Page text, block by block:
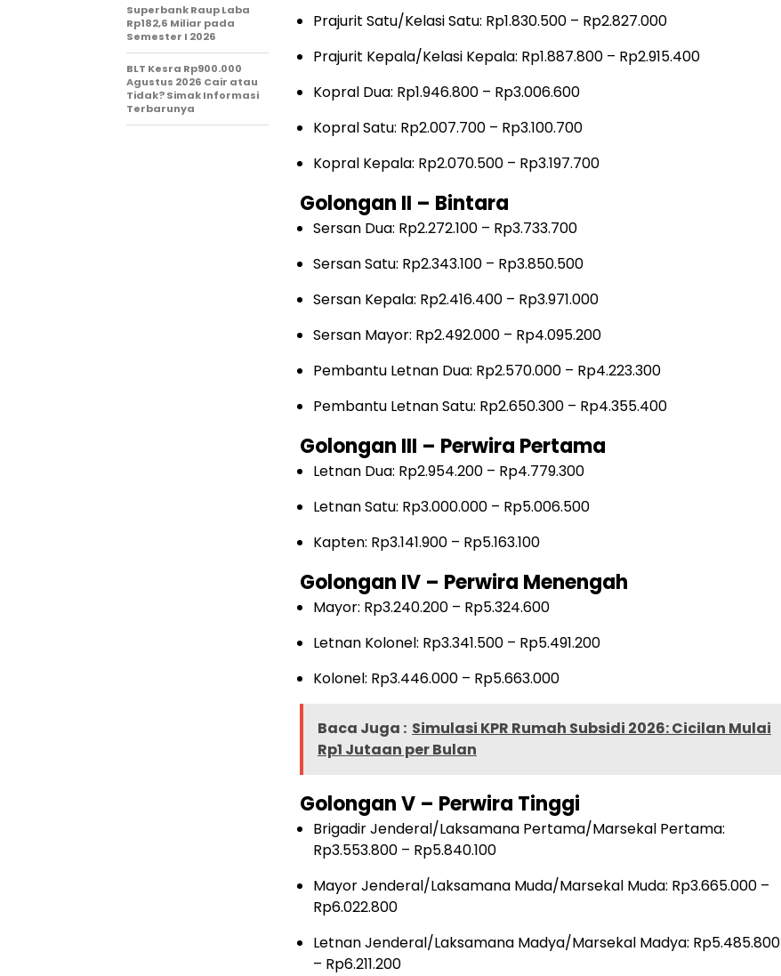
Prajurit Satu/Kelasi Satu: Rp1.830.500 – Rp2.827.000
Prajurit Kepala/Kelasi Kepala: Rp1.887.800 – Rp2.915.400
Kopral Dua: Rp1.946.800 – Rp3.006.600
Kopral Satu: Rp2.007.700 – Rp3.100.700
Kopral Kepala: Rp2.070.500 – Rp3.197.700
Golongan II – Bintara
Sersan Dua: Rp2.272.100 – Rp3.733.700
Sersan Satu: Rp2.343.100 – Rp3.850.500
Sersan Kepala: Rp2.416.400 – Rp3.971.000
Sersan Mayor: Rp2.492.000 – Rp4.095.200
Pembantu Letnan Dua: Rp2.570.000 – Rp4.223.300
Pembantu Letnan Satu: Rp2.650.300 – Rp4.355.400
Golongan III – Perwira Pertama
Letnan Dua: Rp2.954.200 – Rp4.779.300
Letnan Satu: Rp3.000.000 – Rp5.006.500
Kapten: Rp3.141.900 – Rp5.163.100
Golongan IV – Perwira Menengah
Mayor: Rp3.240.200 – Rp5.324.600
Letnan Kolonel: Rp3.341.500 – Rp5.491.200
Kolonel: Rp3.446.000 – Rp5.663.000
Baca Juga : Simulasi KPR Rumah Subsidi 2026: Cicilan Mulai
Rp1 Jutaan per Bulan
Golongan V – Perwira Tinggi
Brigadir Jenderal/Laksamana Pertama/Marsekal Pertama:
Rp3.553.800 – Rp5.840.100
Mayor Jenderal/Laksamana Muda/Marsekal Muda: Rp3.665.000 –
Rp6.022.800
Letnan Jenderal/Laksamana Madya/Marsekal Madya: Rp5.485.800
– Rp6.211.200
Superbank Raup Laba
Rp182,6 Miliar pada
Semester I 2026
BLT Kesra Rp900.000
Agustus 2026 Cair atau
Tidak? Simak Informasi
Terbarunya